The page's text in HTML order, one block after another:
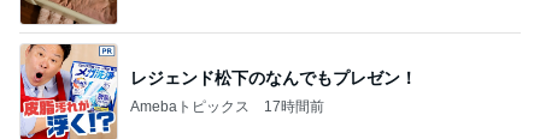
レジェンド松下のなんでもプレゼン！
Amebaトピックス 17時間前